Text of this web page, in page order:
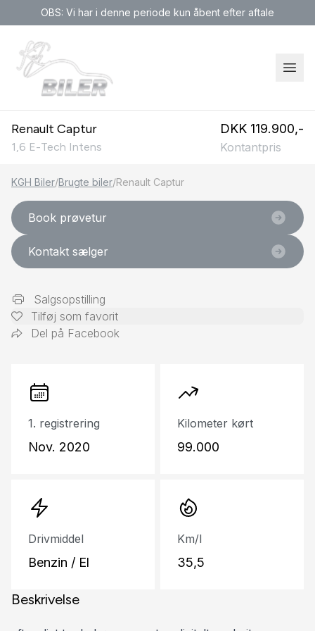
OBS: Vi har i denne periode kun åbent efter aftale
Renault Captur
1,6 E-Tech Intens
DKK 119.900,-
Kontantpris
KGH Biler/Brugte biler/Renault Captur
Book prøvetur
Kontakt sælger
Salgsopstilling
Tilføj som favorit
Del på Facebook
1. registrering
Nov. 2020
Kilometer kørt
99.000
Drivmiddel
Benzin / El
Km/l
35,5
Beskrivelse